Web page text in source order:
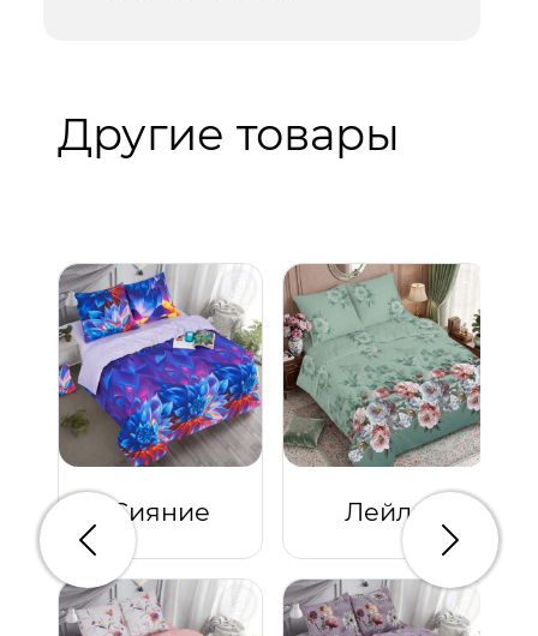
Другие товары
Сияние Лейла
Предыдущий